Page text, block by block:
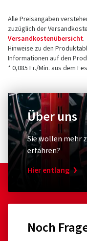
Alle Preisangaben
zuzüglich der
Versandkostenübersicht.
Hinweise zu den
Informationen auf den
* 0,085 Fr./Min. aus dem
Über uns
Sie wollen mehr
erfahren?
Hier entlang
Noch